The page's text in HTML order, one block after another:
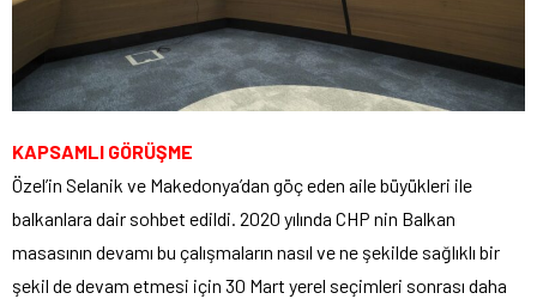
KAPSAMLI GÖRÜŞME
Özel’in Selanik ve Makedonya’dan göç eden aile büyükleri ile
balkanlara dair sohbet edildi. 2020 yılında CHP nin Balkan
masasının devamı bu çalışmaların nasıl ve ne şekilde sağlıklı bir
şekil de devam etmesi için 30 Mart yerel seçimleri sonrası daha